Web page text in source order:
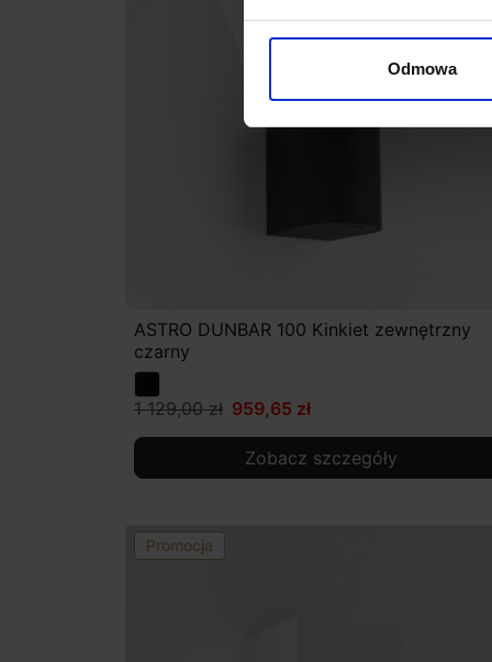
Odmowa
ASTRO DUNBAR 100 Kinkiet zewnętrzny
czarny
1 129,00 zł 959,65 zł
Zobacz szczegóły
Promocja